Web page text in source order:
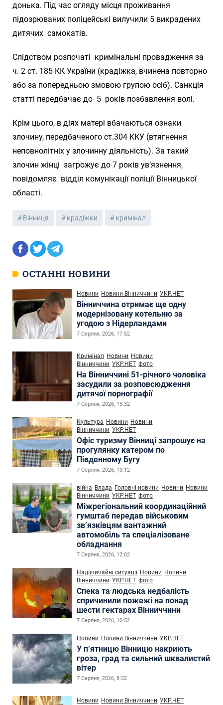
донька. Під час огляду місця проживання
підозрюваних поліцейські вилучили 5 викрадених
дитячих самокатів.
Слідством розпочаті кримінальні провадження за
ч. 2 ст. 185 КК України (крадіжка, вчинена повторно
або за попередньою змовою групою осіб). Санкція
статті передбачає до 5 років позбавлення волі.
Крім цього, в діях матері вбачаються ознаки
злочину, передбаченого ст.304 ККУ (втягнення
неповнолітніх у злочинну діяльність). За такий
злочин жінці загрожує до 7 років ув’язнення,
повідомляє відділ комунікації поліції Вінницької
області.
Вінниця крадіжки кримінал
ОСТАННІ НОВИНИ
Новини Новини Вінниччини УКР.НЕТ
Вінниччина отримає ще одну
модернізовану котельню за
угодою з Нідерландами
7 Серпня, 2026, 17:52
Кримінал Новини Новини
Вінниччини УКР.НЕТ фото
На Вінниччині 51-річного чоловіка
засудили за розповсюдження
дитячої порнографії
7 Серпня, 2026, 15:32
Культура Новини Новини
Вінниччини УКР.НЕТ
Офіс туризму Вінниці запрошує на
прогулянку катером по
Південному Бугу
7 Серпня, 2026, 13:12
війна Влада Головні новини Новини Новини
Вінниччини УКР.НЕТ фото
Міжрегіональний координаційний
гумштаб передав військовим
зв’язківцям вантажний
автомобіль та спеціалізоване
обладнання
7 Серпня, 2026, 12:02
Надзвичайні ситуації Новини Новини
Вінниччини УКР.НЕТ фото
Спека та людська недбалість
спричинили пожежі на понад
шести гектарах Вінниччини
7 Серпня, 2026, 10:52
Новини Новини Вінниччини УКР.НЕТ
У п’ятницю Вінницю накриють
гроза, град та сильний шквалистий
вітер
7 Серпня, 2026, 8:32
Новини Новини Вінниччини УКР.НЕТ